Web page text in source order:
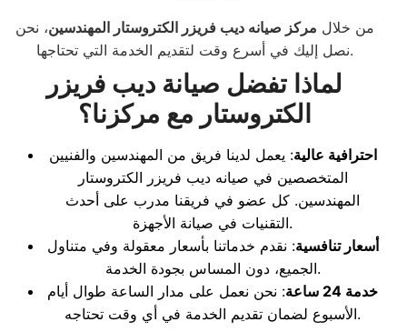
من خلال مركز صيانه ديب فريزر الكتروستار المهندسين، نحن
نصل إليك في أسرع وقت لتقديم الخدمة التي تحتاجها.
لماذا تفضل صيانة ديب فريزر
الكتروستار مع مركزنا؟
احترافية عالية: يعمل لدينا فريق من المهندسين والفنيين
المتخصصين في صيانه ديب فريزر الكتروستار
المهندسين. كل عضو في فريقنا مدرب على أحدث
التقنيات في صيانة الأجهزة.
أسعار تنافسية: نقدم خدماتنا بأسعار معقولة وفي متناول
الجميع، دون المساس بجودة الخدمة.
خدمة 24 ساعة
: نحن نعمل على مدار الساعة طوال أيام
الأسبوع لضمان تقديم الخدمة في أي وقت تحتاجه.